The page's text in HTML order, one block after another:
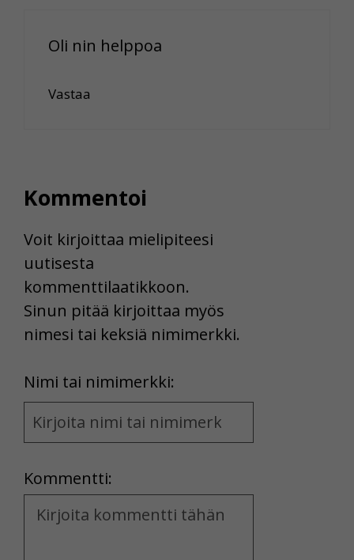
Oli nin helppoa
Vastaa
Kommentoi
Voit kirjoittaa mielipiteesi
uutisesta
kommenttilaatikkoon.
Sinun pitää kirjoittaa myös
nimesi tai keksiä nimimerkki.
Nimi tai nimimerkki:
Name
and
Kommentti:
Kommentti